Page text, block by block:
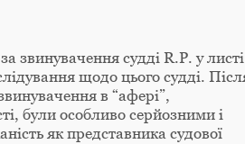
звинувачення судді R.P. у листі
щодо цього судді.
в “афері”,
були особливо серйозними і
як представника судової